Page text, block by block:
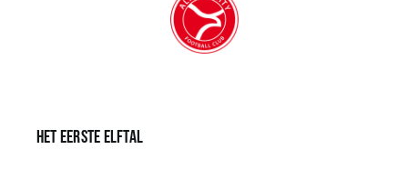
Het eerste elftal